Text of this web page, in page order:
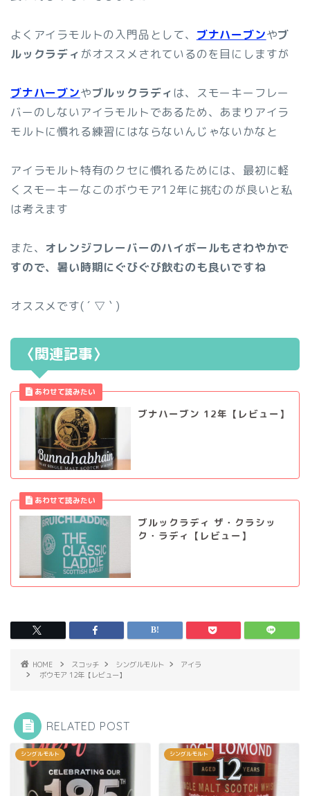
よくアイラモルトの入門品として、 ブナハーブンやブ
ルックラディ がオススメされているのを目にしますが
ブナハーブンやブルックラディ は、スモーキーフレー
バーのしないアイラモルトであるため、あまりアイラ
モルトに慣れる練習にはならないんじゃないかなと
アイラモルト特有のクセに慣れるためには、最初に軽
くスモーキーなこのボウモア12年に挑むのが良いと私
は考えます
また、 オレンジフレーバーのハイボールもさわやかで
すので、暑い時期にぐびぐび飲むのも良いですね
オススメです( ´ ▽ ` )
〈関連記事〉
ブナハーブン 12年【レビュー】
ブルックラディ ザ・クラシッ
ク・ラディ【レビュー】
HOME スコッチ シングルモルト
アイラ
ボウモア 12年【レビュー】
RELATED POST
シングルモルト シングルモルト